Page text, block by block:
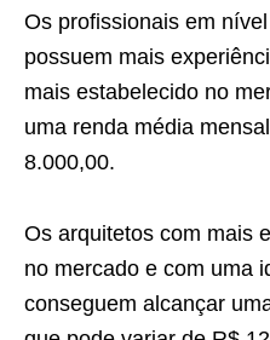
Os profissionais em
possuem mais
mais estabelecido no
uma renda média
8.000,00.
Os arquitetos com mais
no mercado e com uma
conseguem alcançar